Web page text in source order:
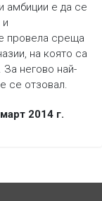
амбиции е да се
провела среща
на която са
За негово най-
се отзовал.
2014 г.